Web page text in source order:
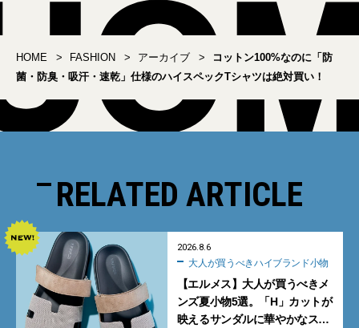
HOME FASHION アーカイブ
コットン100%なのに「防
菌・防臭・吸汗・速乾」仕様のハイスペックTシャツは絶対買い！
RELATED ARTICLE
2026.8.6
大人が買うべきハイブランド小物
【エルメス】大人が買うべきメ
ンズ夏小物5選。「H」カットが
映えるサンダルに華やかなス